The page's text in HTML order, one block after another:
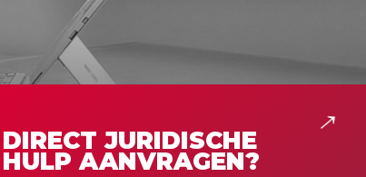
DIRECT JURIDISCHE
HULP AANVRAGEN?